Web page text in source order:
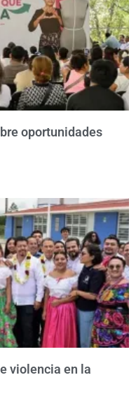
oportunidades
violencia en la